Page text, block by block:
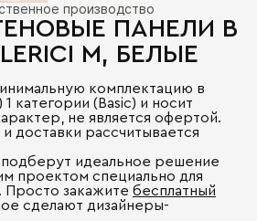
производство
ПАНЕЛИ В
M, БЕЛЫЕ
комплектацию в
1 категории (Basic) и носит
не является офертой.
доставки рассчитывается
идеальное решение
проектом специально для
Просто закажите бесплатный
сделают дизайнеры-